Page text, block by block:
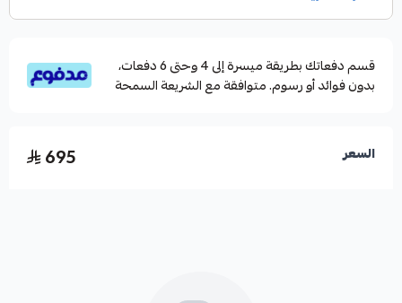
عدد القطع : 2
قسم دفعاتك بطريقة ميسرة إلى 4 وحتى 6 دفعات،
بدون فوائد أو رسوم. متوافقة مع الشريعة السمحة
السعر 695